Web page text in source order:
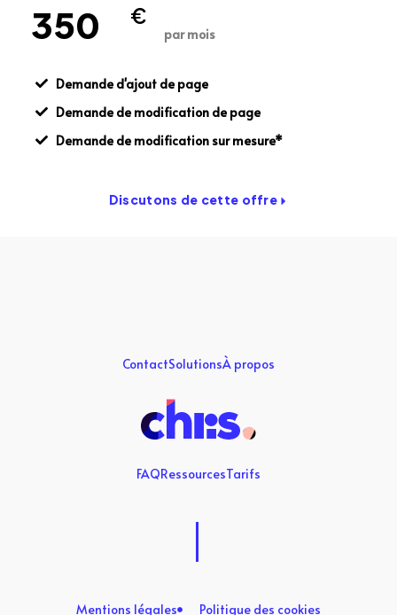
350 €
par mois
Demande d'ajout de page
Demande de modification de page
Demande de modification sur mesure*
Discutons de cette offre
ContactSolutionsÀ propos
FAQRessourcesTarifs
Mentions légales Politique des cookies